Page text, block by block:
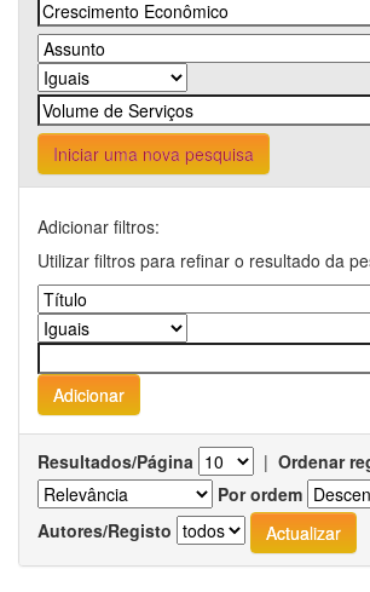
Iniciar uma nova pesquisa
Adicionar filtros:
Utilizar filtros para refinar o resultado da
Resultados/Página | Ordenar
Por ordem
Autores/Registo